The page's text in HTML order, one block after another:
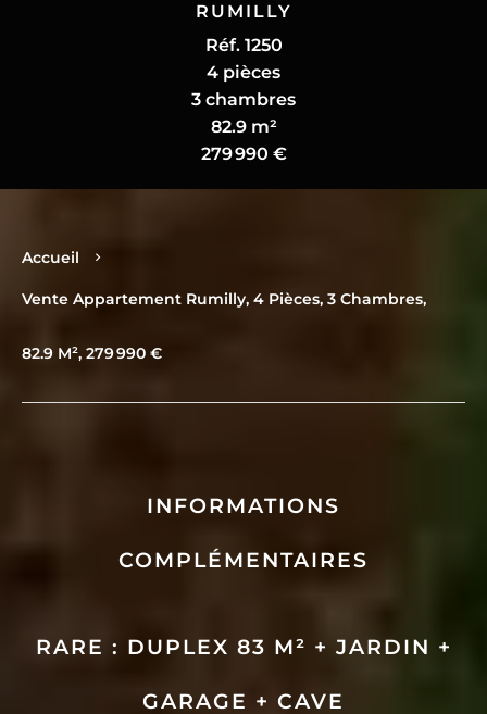
RUMILLY
Réf. 1250
4 pièces
3 chambres
82.9 m²
279 990 €
Accueil
Vente Appartement Rumilly, 4 Pièces, 3 Chambres,
82.9 M², 279 990 €
INFORMATIONS
COMPLÉMENTAIRES
RARE : DUPLEX 83 M² + JARDIN +
GARAGE + CAVE